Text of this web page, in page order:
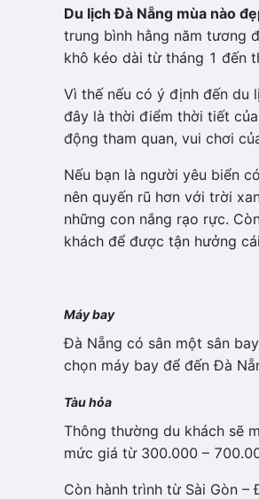
Du lịch Đà Nẵng mùa nào
trung bình hằng năm tương
khô kéo dài từ tháng 1 đến
Vì thế nếu có ý định đến du
đây là thời điểm thời tiết
động tham quan, vui chơi
Nếu bạn là người yêu biển
nên quyến rũ hơn với trời
những con nắng rạo rực.
khách để được tận hưởng
Máy bay
Đà Nẵng có sân một sân
chọn máy bay để đến Đà
Tàu hỏa
Thông thường du khách sẽ
mức giá từ 300.000 –
Còn hành trình từ Sài Gòn